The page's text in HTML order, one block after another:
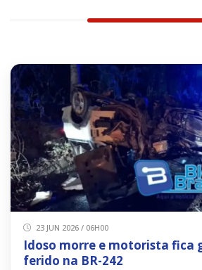
23 JUN 2026 / 06H00
Idoso morre e motorista fica
ferido na BR-242